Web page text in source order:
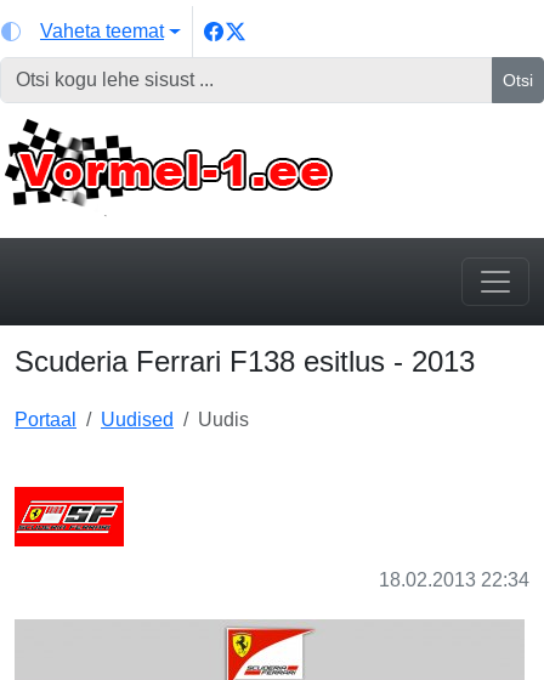
Vaheta teemat
Otsi
Scuderia Ferrari F138 esitlus - 2013
Portaal Uudised Uudis
18.02.2013 22:34